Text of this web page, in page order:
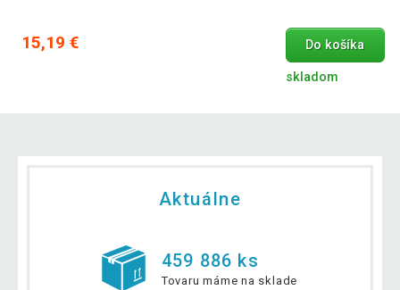
15,19 € Do košíka
skladom
Aktuálne
459 886 ks
Tovaru máme na sklade